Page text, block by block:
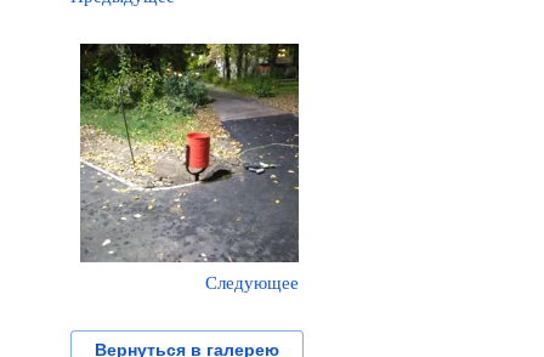
Следующее
Вернуться в галерею